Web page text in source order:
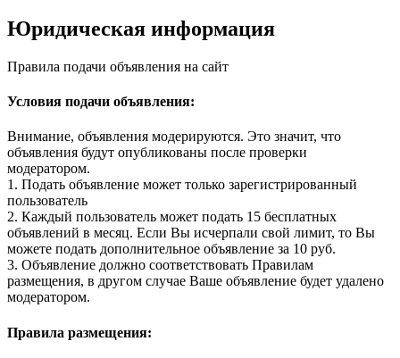
Юридическая информация
Правила подачи объявления на сайт
Условия подачи объявления:
Внимание, объявления модерируются. Это значит, что
объявления будут опубликованы после проверки
модератором.
1. Подать объявление может только зарегистрированный
пользователь
2. Каждый пользователь может подать 15 бесплатных
объявлений в месяц. Если Вы исчерпали свой лимит, то Вы
можете подать дополнительное объявление за 10 руб.
3. Объявление должно соответствовать Правилам
размещения, в другом случае Ваше объявление будет удалено
модератором.
Правила размещения: